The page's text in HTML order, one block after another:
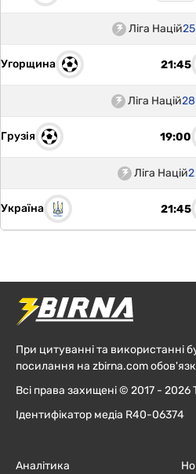
Ліга Націй
Угорщина 21:45
Ліга Націй
Грузія 19:00
Ліга Націй
Україна 21:45
При цитуванні та використанні
посилання на zbirna.com
Всі права захищені © 2017 -
Ідентифікатор медіа R40-06374
Аналітика